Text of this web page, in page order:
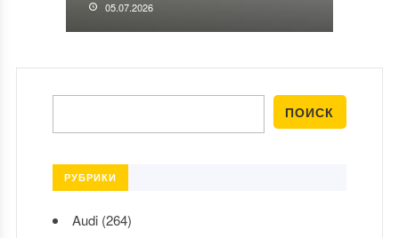
05.07.2026
РУБРИКИ
Audi(264)